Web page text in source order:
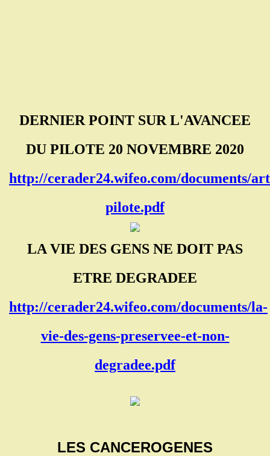
DERNIER POINT SUR L'AVANCEE
DU PILOTE 20 NOVEMBRE 2020
http://cerader24.wifeo.com/documents/
pilote.pdf
LA VIE DES GENS NE DOIT PAS
ETRE DEGRADEE
http://cerader24.wifeo.com/documents/la-
vie-des-gens-preservee-et-non-
degradee.pdf
LES CANCEROGENES